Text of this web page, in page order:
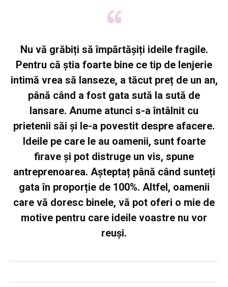
Nu vă grăbiți să împărtășiți ideile fragile.
Pentru că știa foarte bine ce tip de lenjerie
intimă vrea să lanseze, a tăcut preț de un an,
până când a fost gata sută la sută de
lansare. Anume atunci s-a întâlnit cu
prietenii săi și le-a povestit despre afacere.
Ideile pe care le au oamenii, sunt foarte
firave și pot distruge un vis, spune
antreprenoarea. Așteptaț până când sunteți
gata în proporție de 100%. Altfel, oamenii
care vă doresc binele, vă pot oferi o mie de
motive pentru care ideile voastre nu vor
reuși.